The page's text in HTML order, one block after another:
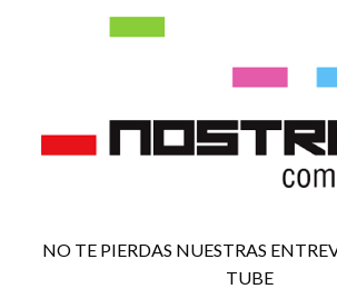
NO TE PIERDAS NUESTRAS
TUBE